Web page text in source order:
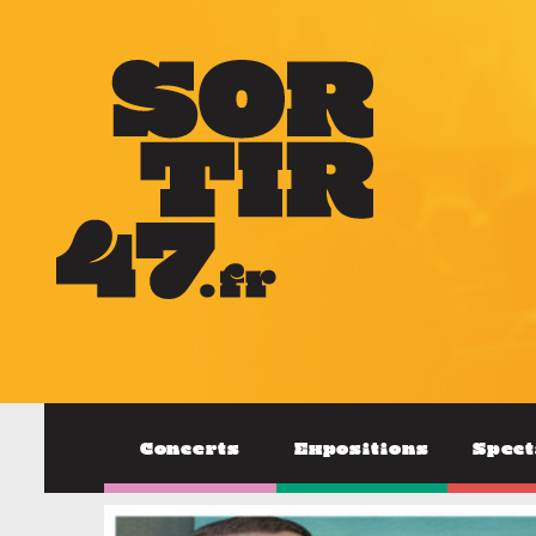
Concerts Expositions